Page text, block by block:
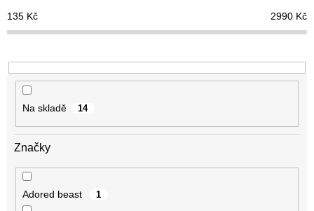
o
d
k
t
135 Kč 2990 Kč
Na skladě 14
Značky
Adored beast 1